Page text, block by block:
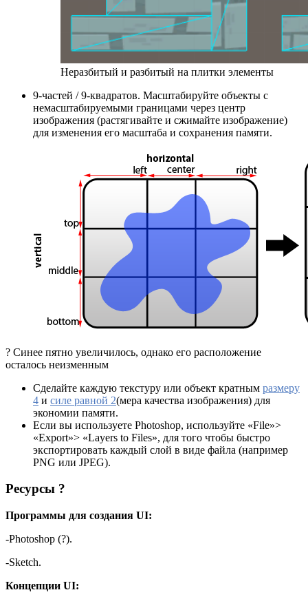
Неразбитый и разбитый на плитки элементы
9-частей / 9-квадратов. Масштабируйте объекты с
немасштабируемыми границами через центр
изображения (растягивайте и сжимайте изображение)
для изменения его масштаба и сохранения памяти.
? Синее пятно увеличилось, однако его расположение
осталось неизменным
Сделайте каждую текстуру или объект кратным размеру
4 и силе равной 2(мера качества изображения) для
экономии памяти.
Если вы используете Photoshop, используйте «File»>
«Export»> «Layers to Files», для того чтобы быстро
экспортировать каждый слой в виде файла (например
PNG или JPEG).
Ресурсы ?
Программы для создания UI:
-Photoshop (?).
-Sketch.
Концепции UI: